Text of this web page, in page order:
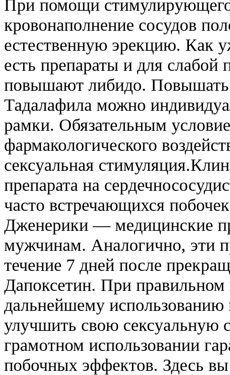
При помощи стимулирующего
кровонаполнение сосудов
естественную эрекцию. Как
есть препараты и для слабой
повышают либидо. Повышать
Тадалафила можно
рамки. Обязательным
фармакологического
сексуальная
препарата на
часто встречающихся
Дженерики — медицинские
мужчинам. Аналогично, эти
течение 7 дней после
Дапоксетин. При
дальнейшему
улучшить свою сексуальную
грамотном использовании
побочных эффектов. Здесь